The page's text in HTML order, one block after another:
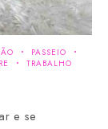
PASSEIO
TRABALHO
e se